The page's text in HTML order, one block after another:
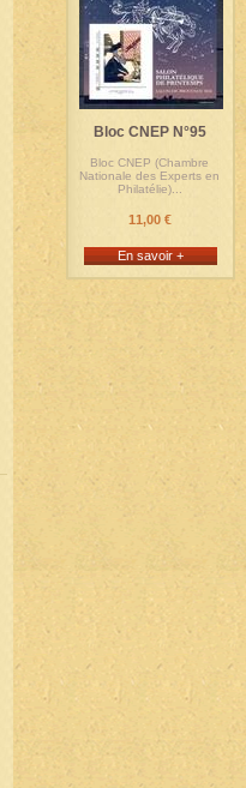
Bloc CNEP N°95
Bloc CNEP (Chambre
Nationale des Experts en
Philatélie)...
11,00 €
En savoir +